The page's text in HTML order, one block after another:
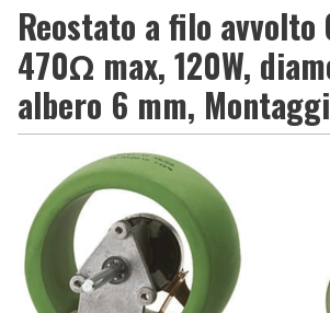
Reostato a filo avvolto
470Ω max, 120W,
albero 6 mm,